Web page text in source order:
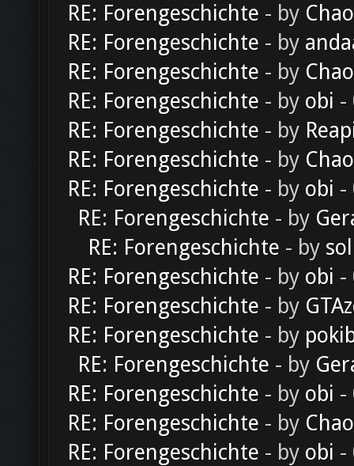
RE: Forengeschichte - by
RE: Forengeschichte - by
RE: Forengeschichte - by
RE: Forengeschichte - by obi -
RE: Forengeschichte - by
RE: Forengeschichte - by
RE: Forengeschichte - by obi -
RE: Forengeschichte - by
RE: Forengeschichte - by
RE: Forengeschichte - by obi -
RE: Forengeschichte - by
RE: Forengeschichte - by
RE: Forengeschichte - by
RE: Forengeschichte - by obi -
RE: Forengeschichte - by
RE: Forengeschichte - by obi -